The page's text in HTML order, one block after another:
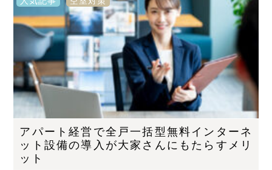
アパート経営で全戸一括型無料インターネ
ット設備の導入が大家さんにもたらすメリ
ット